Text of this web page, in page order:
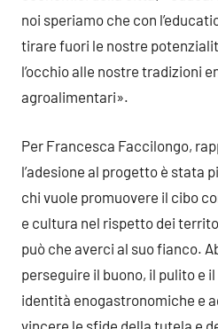
noi speriamo che con
tirare fuori le nostre
l’occhio alle nostre tradizioni
agroalimentari».
Per Francesca Faccilongo,
l’adesione al progetto è stata
chi vuole promuovere il cibo
e cultura nel rispetto dei
può che averci al suo fianco.
perseguire il buono, il pulito e
identità enogastronomiche e
vincere le sfide della tutela e